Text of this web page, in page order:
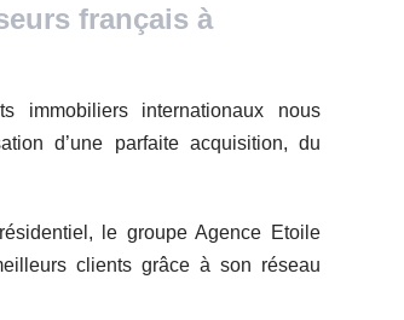
français à
immobiliers internationaux nous
d’une parfaite acquisition, du
le groupe Agence Etoile
clients grâce à son réseau